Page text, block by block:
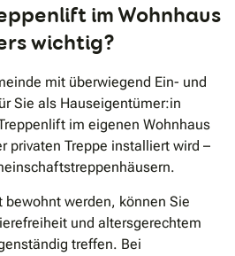
im Wohnhaus
wichtig?
mit überwiegend Ein- und
Sie als Hauseigentümer:in
im eigenen Wohnhaus
privaten Treppe installiert wird –
bewohnt werden, können Sie
und altersgerechtem
treffen. Bei